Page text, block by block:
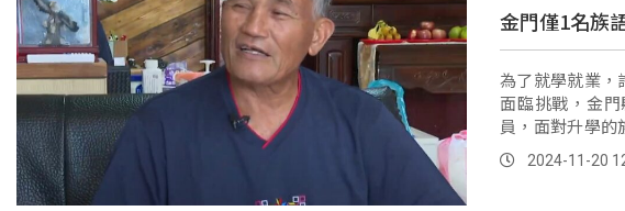
金門僅1名族
為了就學就業，
面臨挑戰，金
員，面對升學
老也自主投入師
2024-11-20